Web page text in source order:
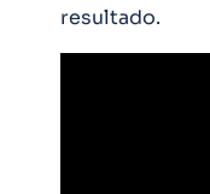
resultado.